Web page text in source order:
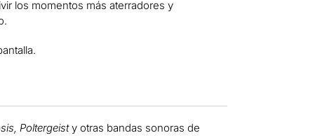
los momentos más aterradores y
Poltergeisty otras bandas sonoras de